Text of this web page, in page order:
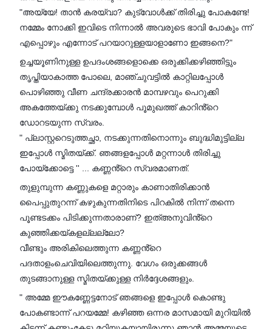
"അയ്യേ! താൻ കരയ്വാ? കുട്വോൾക്ക് തിരിച്ചു പോകണ്ടേ!
നമ്മേം നോക്കി ഇവിടെ നിന്നാൽ അവരുടെ ഭാവി പോകും ന്ന്
എപ്പൊഴും എന്നോട് പറയാറുള്ളയാളാണോ ഇങ്ങനെ?"
ഉച്ചയൂണിനുള്ള ഉപദംശങ്ങളൊക്കെ ഒരുക്കിക്കഴിഞ്ഞിട്ടും
തൃപ്തിയാകാത്ത പോലെ, മാഞ്ചുവട്ടിൽ കാറ്റിലപ്പോൾ
പൊഴിഞ്ഞു വീണ ചന്ദ്രക്കാരൻ മാമ്പഴവും പെറുക്കി
അകത്തേയ്ക്കു നടക്കുമ്പോൾ പൂമുഖത്ത് കാറിൻ്റെ
ഡോറടയുന്ന സ്വരം.
" പ്ലാസ്റ്ററെടുത്തച്ഛാ, നടക്കുന്നതിനൊന്നും ബുദ്ധിമുട്ടില്ല
ഇപ്പോൾ സ്മിതയ്ക്ക്. ഞങ്ങളപ്പോൾ മറ്റന്നാൾ തിരിച്ചു
പോയ്ക്കോട്ടെ '' ... കണ്ണൻ്റെ സ്വരമാണത്.
തുളുമ്പുന്ന കണ്ണുകളെ മറ്റാരും കാണാതിരിക്കാൻ
പൈപ്പുതുറന്ന് കഴുകുന്നതിനിടെ പിറകിൽ നിന്ന് തന്നെ
പൂണ്ടടക്കം പിടിക്കുന്നതാരാണ്? ഇത്അനുവിൻ്റെ
കുഞ്ഞിക്കയ്കളല്ലല്ലോ?
വീണ്ടും അരികിലെത്തുന്ന കണ്ണൻ്റെ
പദതാളംചെവിയിലെത്തുന്നു. വേഗം ഒരുക്കങ്ങൾ
തുടങ്ങാനുള്ള സ്മിതയ്ക്കുള്ള നിർദ്ദേശങ്ങളും.
" അമ്മേ ഈകണ്ണേട്ടനോട് ഞങ്ങളെ ഇപ്പോൾ കൊണ്ടു
പോകണ്ടാന്ന് പറയമ്മേ! കഴിഞ്ഞ ഒന്നര മാസമായി മുറിയിൽ